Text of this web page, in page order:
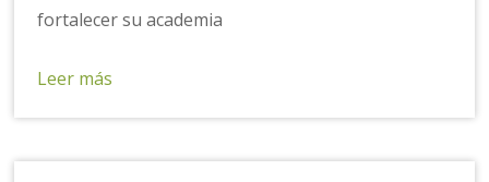
fortalecer su academia
Leer más